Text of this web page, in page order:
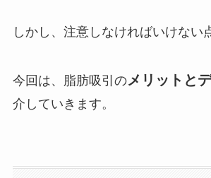
しかし、注意しなければいけない
今回は、脂肪吸引のメリットと
介していきます。